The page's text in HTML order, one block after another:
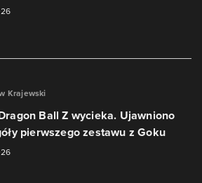
Krajewski
Ball Z wycieka. Ujawniono
pierwszego zestawu z Goku